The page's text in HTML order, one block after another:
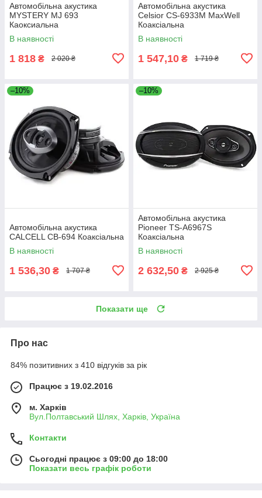
Автомобільна акустика
MYSTERY MJ 693
Каоксиальна
В наявності
1 818 ₴ 2 020 ₴
Автомобільна акустика
Celsior CS-6933M MaxWell
Коаксіальна
В наявності
1 547,10 ₴ 1 719 ₴
–10%
Автомобільна акустика
CALCELL CB-694 Коаксіальна
В наявності
1 536,30 ₴ 1 707 ₴
–10%
Автомобільна акустика
Pioneer TS-A6967S
Коаксіальна
В наявності
2 632,50 ₴ 2 925 ₴
Показати ще
Про нас
84% позитивних з 410 відгуків за рік
Працює з 19.02.2016
м. Харків
Вул.Полтавський Шлях, Харків, Україна
Контакти
Сьогодні працює з 09:00 до 18:00
Показати весь графік роботи